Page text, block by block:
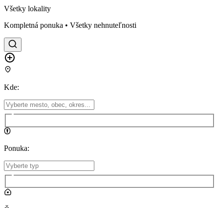
Všetky lokality
Kompletná ponuka • Všetky nehnuteľnosti
Kde:
Ponuka: